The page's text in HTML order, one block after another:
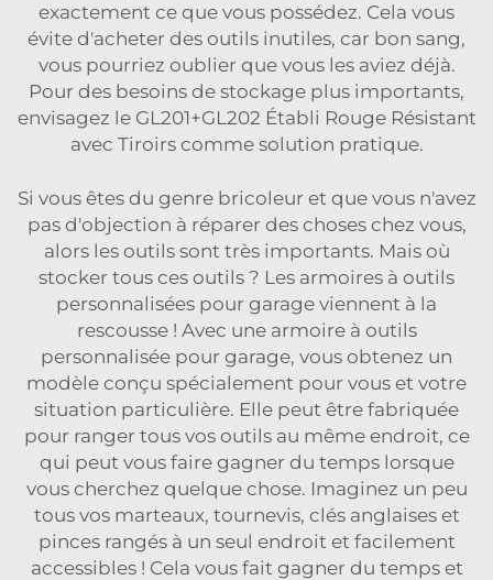
exactement ce que vous possédez. Cela vous
évite d'acheter des outils inutiles, car bon sang,
vous pourriez oublier que vous les aviez déjà.
Pour des besoins de stockage plus importants,
envisagez le GL201+GL202 Établi Rouge Résistant
avec Tiroirs comme solution pratique.
Si vous êtes du genre bricoleur et que vous n'avez
pas d'objection à réparer des choses chez vous,
alors les outils sont très importants. Mais où
stocker tous ces outils ? Les armoires à outils
personnalisées pour garage viennent à la
rescousse ! Avec une armoire à outils
personnalisée pour garage, vous obtenez un
modèle conçu spécialement pour vous et votre
situation particulière. Elle peut être fabriquée
pour ranger tous vos outils au même endroit, ce
qui peut vous faire gagner du temps lorsque
vous cherchez quelque chose. Imaginez un peu
tous vos marteaux, tournevis, clés anglaises et
pinces rangés à un seul endroit et facilement
accessibles ! Cela vous fait gagner du temps et